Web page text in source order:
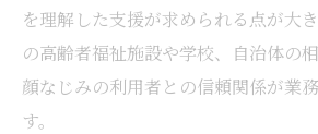
を理解した支援が求められる点が大
の高齢者福祉施設や学校、自治体の
顔なじみの利用者との信頼関係が業
す。